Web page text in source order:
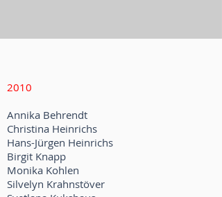
2010
Annika Behrendt
Christina Heinrichs
Hans-Jürgen Heinrichs
Birgit Knapp
Monika Kohlen
Silvelyn Krahnstöver